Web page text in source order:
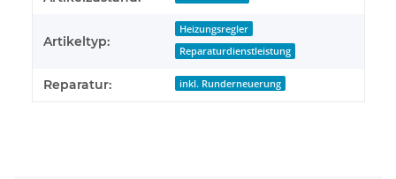
Artikeltyp:
Heizungsregler
Reparaturdienstleistung
Reparatur: inkl. Runderneuerung